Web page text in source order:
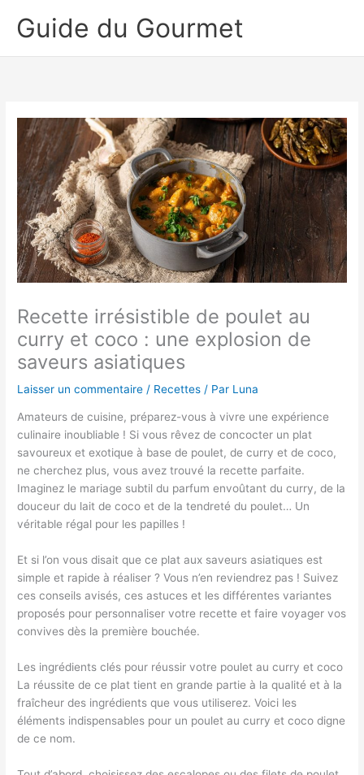
Guide du Gourmet
Recette irrésistible de poulet au
curry et coco : une explosion de
saveurs asiatiques
Laisser un commentaire / Recettes / Par Luna
Amateurs de cuisine, préparez-vous à vivre une expérience
culinaire inoubliable ! Si vous rêvez de concocter un plat
savoureux et exotique à base de poulet, de curry et de coco,
ne cherchez plus, vous avez trouvé la recette parfaite.
Imaginez le mariage subtil du parfum envoûtant du curry, de la
douceur du lait de coco et de la tendreté du poulet… Un
véritable régal pour les papilles !
Et si l’on vous disait que ce plat aux saveurs asiatiques est
simple et rapide à réaliser ? Vous n’en reviendrez pas ! Suivez
ces conseils avisés, ces astuces et les différentes variantes
proposés pour personnaliser votre recette et faire voyager vos
convives dès la première bouchée.
Les ingrédients clés pour réussir votre poulet au curry et coco
La réussite de ce plat tient en grande partie à la qualité et à la
fraîcheur des ingrédients que vous utiliserez. Voici les
éléments indispensables pour un poulet au curry et coco digne
de ce nom.